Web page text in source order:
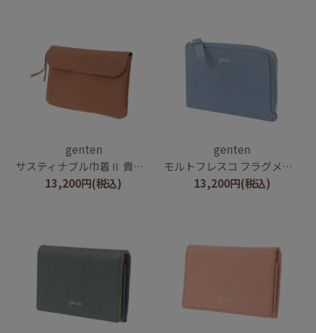
genten
サスティナブル巾着Ⅱ 貴重品ポーチ
13,200円(税込)
genten
モルトフレスコ フラグメントケース
13,200円(税込)